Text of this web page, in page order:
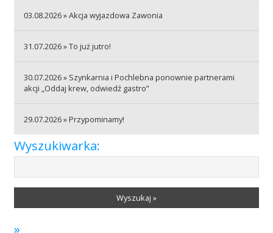
Szpitale
Badania
03.08.2026 » Akcja wyjazdowa Zawonia
31.07.2026 » To już jutro!
30.07.2026 » Szynkarnia i Pochlebna ponownie partnerami
akcji „Oddaj krew, odwiedź gastro”
29.07.2026 » Przypominamy!
Wyszukiwarka:
Wyszukaj »
»